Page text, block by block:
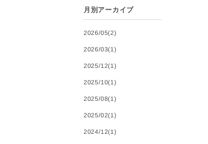
月別アーカイブ
2026/05(2)
2026/03(1)
2025/12(1)
2025/10(1)
2025/08(1)
2025/02(1)
2024/12(1)